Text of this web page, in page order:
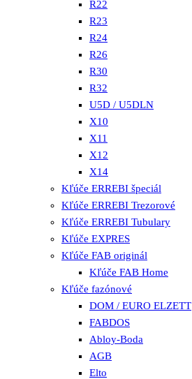
R22
R23
R24
R26
R30
R32
U5D / U5DLN
X10
X11
X12
X14
Kľúče ERREBI špeciál
Kľúče ERREBI Trezorové
Kľúče ERREBI Tubulary
Kľúče EXPRES
Kľúče FAB originál
Kľúče FAB Home
Kľúče fazónové
DOM / EURO ELZETT
FABDOS
Abloy-Boda
AGB
Elto